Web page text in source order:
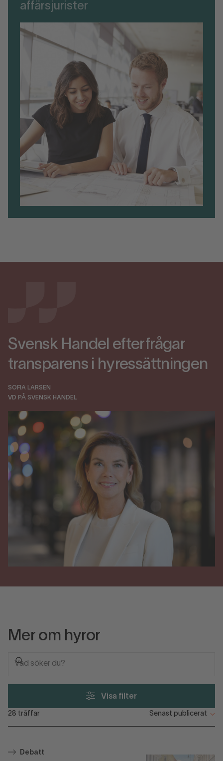
affärsjurister
Svensk Handel efterfrågar
transparens i hyressättningen
SOFIA LARSEN
VD PÅ SVENSK HANDEL
Mer om hyror
28 träffar
Debatt
Visa filter